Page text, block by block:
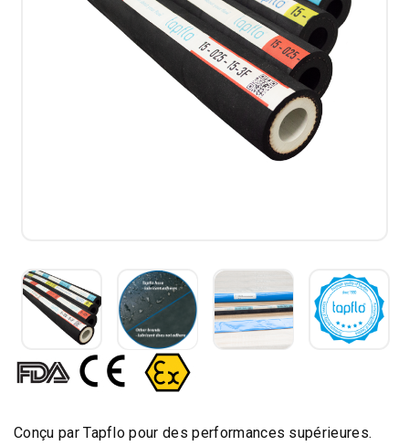
Conçu par Tapflo pour des performances supérieures.